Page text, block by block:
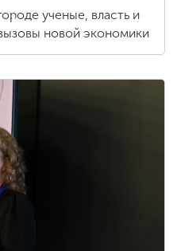
ученые, власть и
новой экономики